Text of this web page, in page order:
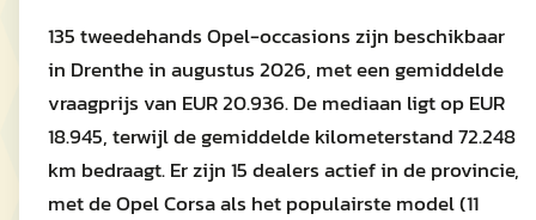
135 tweedehands Opel-occasions zijn beschikbaar
in Drenthe in augustus 2026, met een gemiddelde
vraagprijs van EUR 20.936. De mediaan ligt op EUR
18.945, terwijl de gemiddelde kilometerstand 72.248
km bedraagt. Er zijn 15 dealers actief in de provincie,
met de Opel Corsa als het populairste model (11